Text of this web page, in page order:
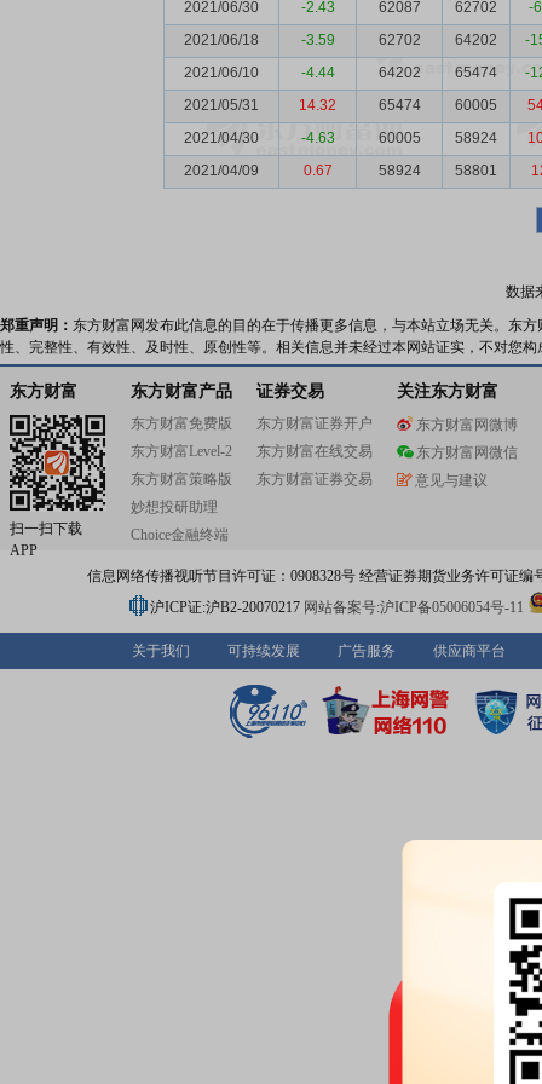
2021/06/30
-2.43 62087 62702
-
2021/06/18
-3.59 62702 64202
-
2021/06/10
-4.44 64202 65474
-
2021/05/31
14.32 65474 60005
2021/04/30
-4.63 60005 58924
2021/04/09
0.67 58924 58801
数据
郑重声明： 东方财富网发布此信息的目的在于传播更多信息，与本站立场无关。东
性、完整性、有效性、及时性、原创性等。相关信息并未经过本网站证实，不对您
东方财富
扫一扫下载
APP
东方财富产品
东方财富免费版
东方财富Level-2
东方财富策略版
妙想投研助理
Choice金融终端
证券交易
东方财富证券开户
东方财富在线交易
东方财富证券交易
关注东方财富
东方财富网微博
东方财富网微信
意见与建议
信息网络传播视听节目许可证：0908328号 经营证券期货业务许可证编
沪ICP证:沪B2-20070217 网站备案号:沪ICP备05006054号-11
关于我们 可持续发展 广告服务 供应商平台